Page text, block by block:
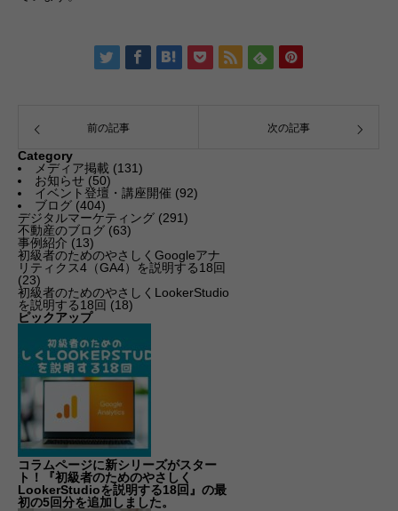
前の記事 次の記事
Category
メディア掲載 (131)
お知らせ (50)
イベント登壇・講座開催 (92)
ブログ (404)
デジタルマーケティング (291)
不動産のブログ (63)
事例紹介 (13)
初級者のためのやさしくGoogleアナ
リティクス4（GA4）を説明する18回
(23)
初級者のためのやさしくLookerStudio
を説明する18回 (18)
ピックアップ
コラムページに新シリーズがスター
ト！『初級者のためのやさしく
LookerStudioを説明する18回』の最
初の5回分を追加しました。